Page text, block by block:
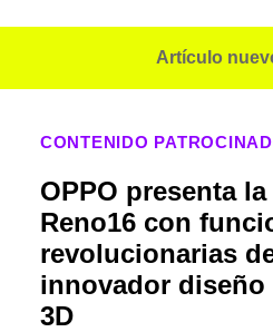
Artículo
CONTENIDO
OPPO presenta
Reno16 con
revolucionarias
innovador diseño
3D